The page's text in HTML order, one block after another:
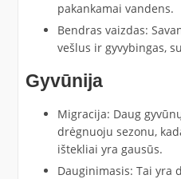
pakankamai vandens.
Bendras vaizdas:
vešlus ir gyvybingas,
Gyvūnija
Migracija: Daug
drėgnuoju sezonu,
ištekliai yra gausūs.
Dauginimasis: Tai yra